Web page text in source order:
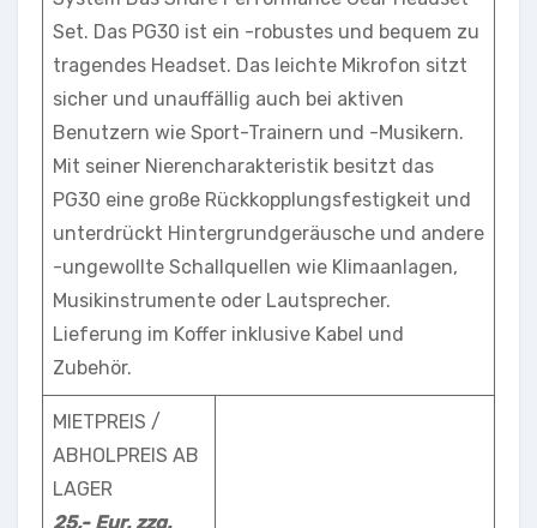
Set. Das PG30 ist ein -robustes und bequem zu
tragendes Headset. Das leichte Mikrofon sitzt
sicher und unauffällig auch bei aktiven
Benutzern wie Sport-Trainern und -Musikern.
Mit seiner Nierencharakteristik besitzt das
PG30 eine große Rückkopplungsfestigkeit und
unterdrückt Hintergrundgeräusche und andere
-ungewollte Schallquellen wie Klimaanlagen,
Musikinstrumente oder Lautsprecher.
Lieferung im Koffer inklusive Kabel und
Zubehör.
MIETPREIS /
ABHOLPREIS AB
LAGER
25,- Eur. zzg.